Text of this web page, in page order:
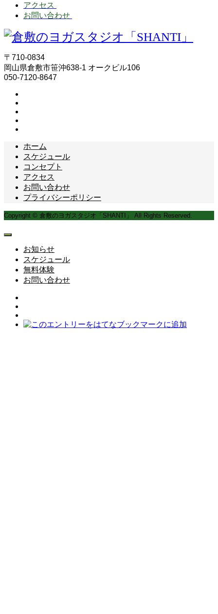
アクセス
お問い合わせ
〒710-0834
岡山県倉敷市笹沖638-1 オークビル106
050-7120-8647
ホーム
スケジュール
コンセプト
アクセス
お問い合わせ
プライバシーポリシー
Copyright © 倉敷のヨガスタジオ「SHANTI」 All Rights Reserved.
お知らせ
スケジュール
無料体験
お問い合わせ